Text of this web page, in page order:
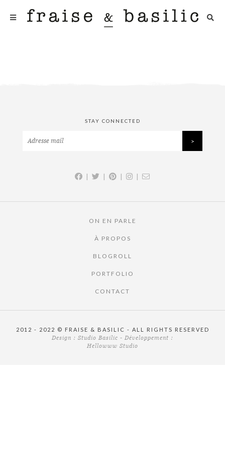
STAY CONNECTED
| | | |
ON EN PARLE
À PROPOS
BLOGROLL
PORTFOLIO
CONTACT
2012 - 2022 © FRAISE & BASILIC - ALL RIGHTS RESERVED
Design : Studio Basilic - Développement :
Hellowww Studio